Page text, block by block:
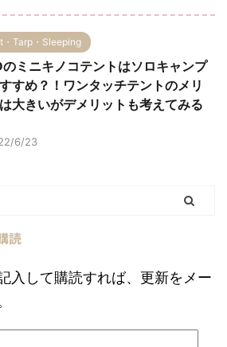
・Tarp・Sleeping
ミニキノコテントはソロキャンプ
すめ？！ワンタッチテントのメリ
大きいがデメリットも考えてみる
6/23
読
入して購読すれば、更新をメー